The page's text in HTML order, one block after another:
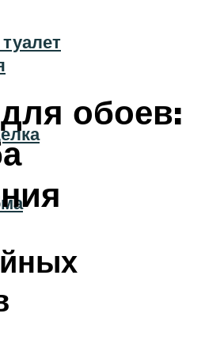
обоев: